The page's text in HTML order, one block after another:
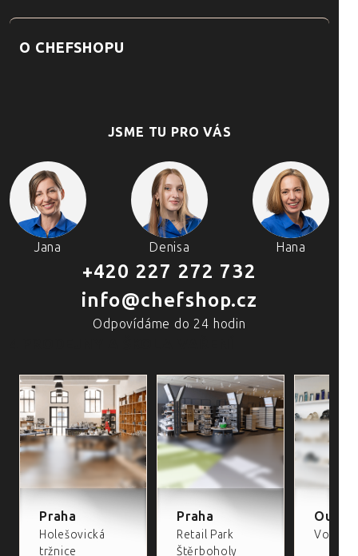
O CHEFSHOPU
JSME TU PRO VÁS
Jana Denisa Hana
+420 227 272 732
info@chefshop.cz
Odpovídáme do 24 hodin
Praha
Holešovická
tržnice
Praha
Retail Park
Štěrboholy
Volta